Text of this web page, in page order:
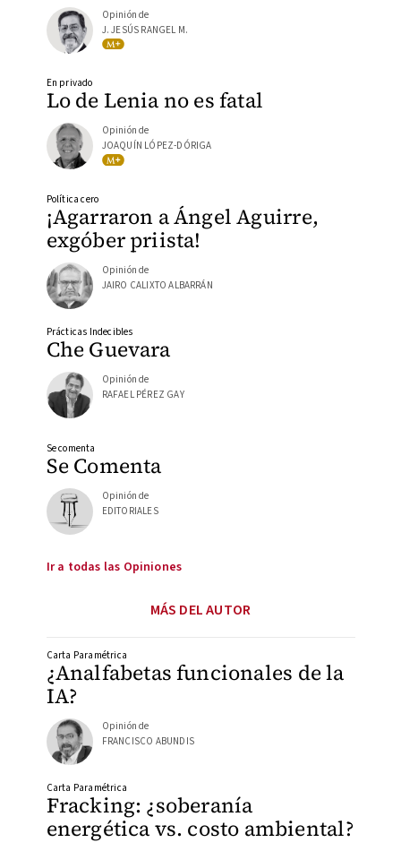
Opinión de
J. JESÚS RANGEL M.
Lo de Lenia no es fatal
En privado
Opinión de
JOAQUÍN LÓPEZ-DÓRIGA
¡Agarraron a Ángel Aguirre,
exgóber priista!
Política cero
Opinión de
JAIRO CALIXTO ALBARRÁN
Che Guevara
Prácticas Indecibles
Opinión de
RAFAEL PÉREZ GAY
Se Comenta
Se comenta
Opinión de
EDITORIALES
Ir a todas las Opiniones
MÁS DEL AUTOR
¿Analfabetas funcionales de la
IA?
Carta Paramétrica
Opinión de
FRANCISCO ABUNDIS
Fracking: ¿soberanía
energética vs. costo ambiental?
Carta Paramétrica